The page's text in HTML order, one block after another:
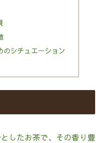
のシチュエーション
したお茶で、その香り豊